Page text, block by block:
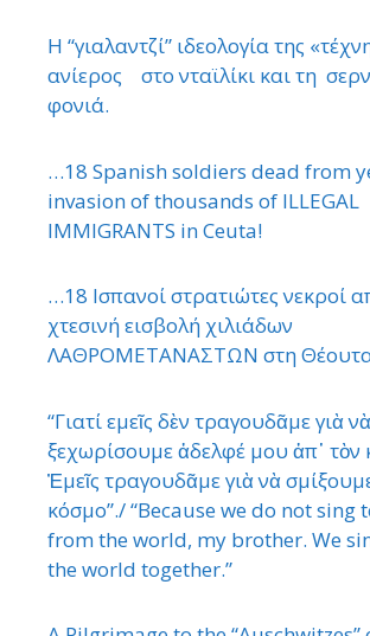
Η “γιαλαντζί” ιδεολογία της
ανίερος στο νταϊλίκι και τη
φονιά.
…18 Spanish soldiers dead from
invasion of thousands of ILLEGAL
IMMIGRANTS in Ceuta!
…18 Ισπανοί στρατιώτες νεκροί
χτεσινή εισβολή χιλιάδων
ΛΑΘΡΟΜΕΤΑΝΑΣΤΩΝ στη
“Γιατί εμεῖς δὲν τραγουδᾶμε γιὰ νὰ
ξεχωρίσουμε ἀδελφέ μου ἀπ᾿ τὸν
Ἐμεῖς τραγουδᾶμε γιὰ νὰ
κόσμο”./ “Because we do not sing
from the world, my brother. We
the world together.”